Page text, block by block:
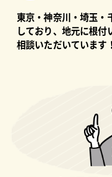
東京・神奈川・埼玉・
しており、地元に根
相談いただいています